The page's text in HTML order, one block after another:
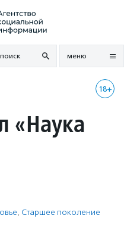
поиск меню
18+
«Наука
, Старшее поколение